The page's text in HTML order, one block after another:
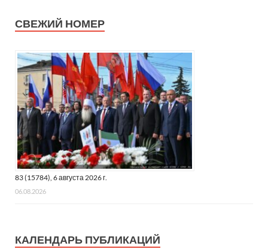
СВЕЖИЙ НОМЕР
83 (15784), 6 августа 2026 г.
06.08.2026
КАЛЕНДАРЬ ПУБЛИКАЦИЙ